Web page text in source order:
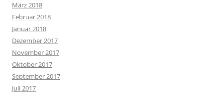
März 2018
Februar 2018
Januar 2018
Dezember 2017
November 2017
Oktober 2017
September 2017
Juli 2017